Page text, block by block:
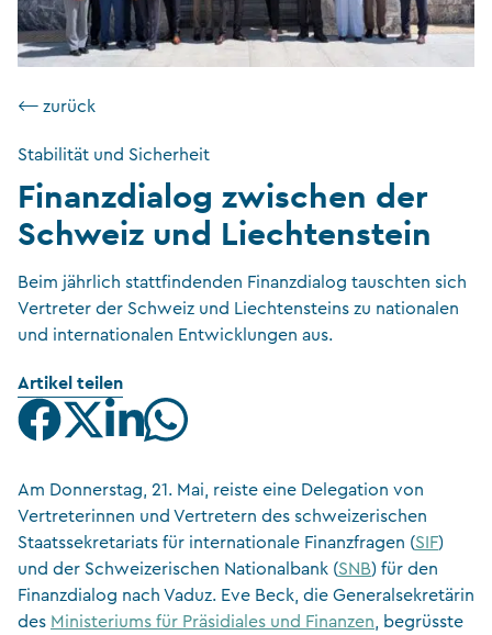
⟵ zurück
Stabilität und Sicherheit
Finanzdialog zwischen der
Schweiz und Liechtenstein
Beim jährlich stattfindenden Finanzdialog tauschten sich
Vertreter der Schweiz und Liechtensteins zu nationalen
und internationalen Entwicklungen aus.
Artikel teilen
Am Donnerstag, 21. Mai, reiste eine Delegation von
Vertreterinnen und Vertretern des schweizerischen
Staatssekretariats für internationale Finanzfragen (SIF)
und der Schweizerischen Nationalbank (SNB) für den
Finanzdialog nach Vaduz. Eve Beck, die Generalsekretärin
des Ministeriums für Präsidiales und Finanzen , begrüsste